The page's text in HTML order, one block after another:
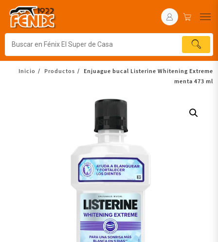
Inicio Productos
Enjuague bucal Listerine Whitening Extreme
menta 473 ml